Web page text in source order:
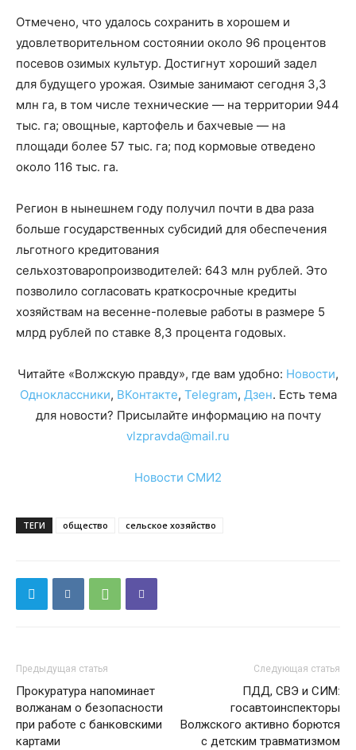
Отмечено, что удалось сохранить в хорошем и
удовлетворительном состоянии около 96 процентов
посевов озимых культур. Достигнут хороший задел
для будущего урожая. Озимые занимают сегодня 3,3
млн га, в том числе технические — на территории 944
тыс. га; овощные, картофель и бахчевые — на
площади более 57 тыс. га; под кормовые отведено
около 116 тыс. га.
Регион в нынешнем году получил почти в два раза
больше государственных субсидий для обеспечения
льготного кредитования
сельхозтоваропроизводителей: 643 млн рублей. Это
позволило согласовать краткосрочные кредиты
хозяйствам на весенне-полевые работы в размере 5
млрд рублей по ставке 8,3 процента годовых.
Читайте «Волжскую правду», где вам удобно: Новости,
Одноклассники, ВКонтакте, Telegram, Дзен. Есть тема
для новости? Присылайте информацию на почту
vlzpravda@mail.ru
Новости СМИ2
ТЕГИ общество сельское хозяйство
Предыдущая статья
Прокуратура напоминает
волжанам о безопасности
при работе с банковскими
картами
Следующая статья
ПДД, СВЭ и СИМ:
госавтоинспекторы
Волжского активно борются
с детским травматизмом